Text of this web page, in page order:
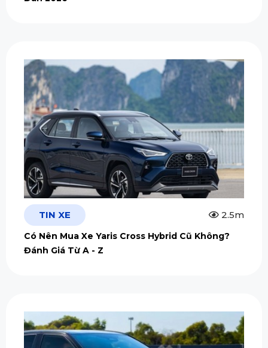
TIN XE 2.5m
Có Nên Mua Xe Yaris Cross Hybrid Cũ Không?
Đánh Giá Từ A - Z